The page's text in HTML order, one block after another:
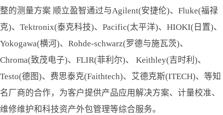
整的测量方案 顺立盈智通过与Agilent(安捷伦)、Fluke(福禄
克)、Tektronix(泰克科技)、Pacific(太平洋)、HIOKI(日置)、
Yokogawa(横河)、Rohde-schwarz(罗德与施瓦茨)、
Chroma(致茂电子)、FLIR(菲利尔)、 Keithley(吉时利)、
Testo(德图)、费思泰克(Faithtech)、艾德克斯(ITECH)、等知
名厂商的合作，为客户提供产品应用解决方案、计量校准、
维修维护和科技资产外包管理等综合服务。